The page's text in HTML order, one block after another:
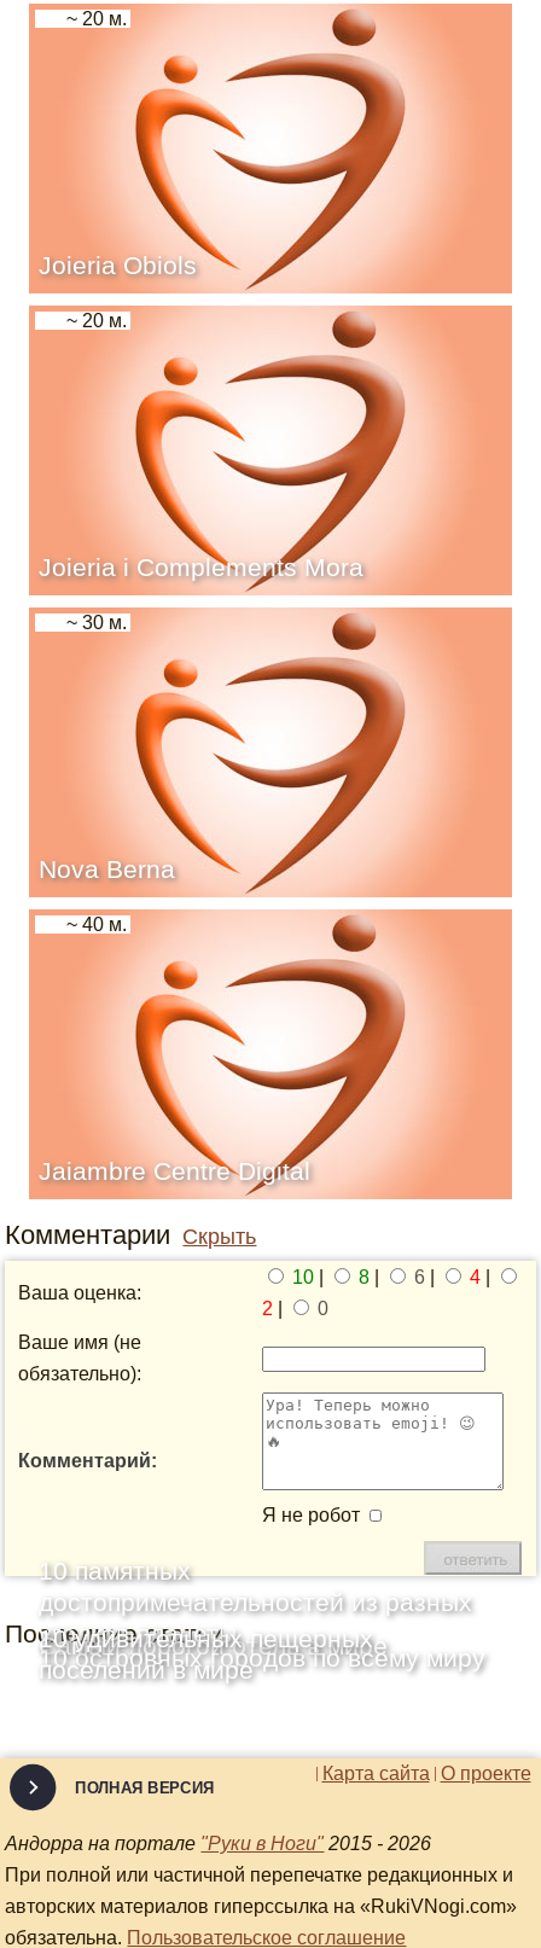
Joieria Obiols
~ 20 м.
Joieria i Complements Mora
~ 20 м.
Nova Berna
~ 30 м.
Jaiambre Centre Digital
~ 40 м.
Комментарии Скрыть
Ваша оценка:
10 8 6 4
2
0
Ваше имя (не
обязательно):
Комментарий:
Я не робот
Последние статьи
10 памятных
достопримечательностей из разных
уголков планеты
Самый дорогой отель в мире
10 островных городов по всему миру
10 удивительных пещерных
поселений в мире
О проекте
Карта сайта
ПОЛНАЯ ВЕРСИЯ
Андорра на портале "Руки в Ноги" 2015 - 2026
При полной или частичной перепечатке редакционных и
авторских материалов гиперссылка на «RukiVNogi.com»
обязательна. Пользовательское соглашение